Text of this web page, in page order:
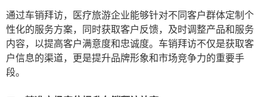
通过车销拜访，医疗旅游企业能够针对不同客户群体定制个
性化的服务方案，同时获取客户反馈，及时调整产品和服务
内容，以提高客户满意度和忠诚度。车销拜访不仅是获取客
户信息的渠道，更是提升品牌形象和市场竞争力的重要手
段。